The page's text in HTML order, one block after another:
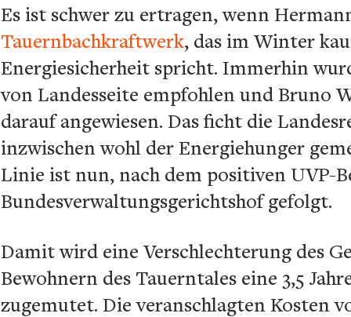
Es ist schwer zu ertragen, wenn
Tauernbachkraftwerk, das im Winter
Energiesicherheit spricht. Immerhin
von Landesseite empfohlen und Bruno
darauf angewiesen. Das ficht die
inzwischen wohl der Energiehunger
Linie ist nun, nach dem positiven UVP-
Bundesverwaltungsgerichtshof gefolgt.
Damit wird eine Verschlechterung des
Bewohnern des Tauerntales eine 3,5
zugemutet. Die veranschlagten Kosten